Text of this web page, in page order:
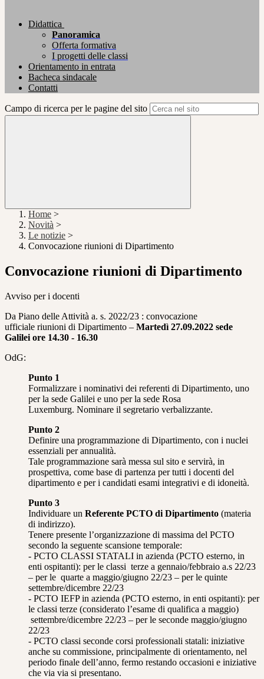
Didattica
Panoramica
Offerta formativa
I progetti delle classi
Orientamento in entrata
Bacheca sindacale
Contatti
Campo di ricerca per le pagine del sito
Home >
Novità >
Le notizie >
Convocazione riunioni di Dipartimento
Convocazione riunioni di Dipartimento
Avviso per i docenti
Da Piano delle Attività a. s. 2022/23 : convocazione
ufficiale riunioni di Dipartimento – Martedì 27.09.2022 sede
Galilei ore 14.30 - 16.30
OdG:
Punto 1
Formalizzare i nominativi dei referenti di Dipartimento, uno
per la sede Galilei e uno per la sede Rosa
Luxemburg. Nominare il segretario verbalizzante.
Punto 2
Definire una programmazione di Dipartimento, con i nuclei
essenziali per annualità.
Tale programmazione sarà messa sul sito e servirà, in
prospettiva, come base di partenza per tutti i docenti del
dipartimento e per i candidati esami integrativi e di idoneità.
Punto 3
Individuare un Referente PCTO di Dipartimento (materia
di indirizzo).
Tenere presente l’organizzazione di massima del PCTO
secondo la seguente scansione temporale:
- PCTO CLASSI STATALI in azienda (PCTO esterno, in
enti ospitanti): per le classi terze a gennaio/febbraio a.s 22/23
– per le quarte a maggio/giugno 22/23 – per le quinte
settembre/dicembre 22/23
- PCTO IEFP in azienda (PCTO esterno, in enti ospitanti): per
le classi terze (considerato l’esame di qualifica a maggio)
settembre/dicembre 22/23 – per le seconde maggio/giugno
22/23
- PCTO classi seconde corsi professionali statali: iniziative
anche su commissione, principalmente di orientamento, nel
periodo finale dell’anno, fermo restando occasioni e iniziative
che via via si presentano.